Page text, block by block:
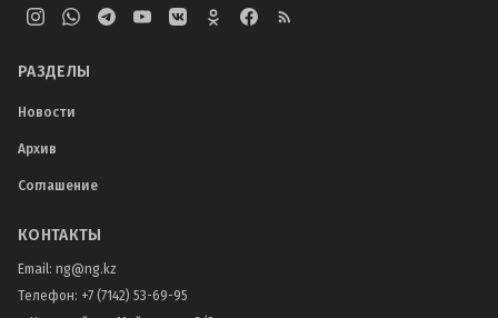
РАЗДЕЛЫ
Новости
Архив
Соглашение
КОНТАКТЫ
Email: ng@ng.kz
Телефон: +7 (7142) 53-69-95